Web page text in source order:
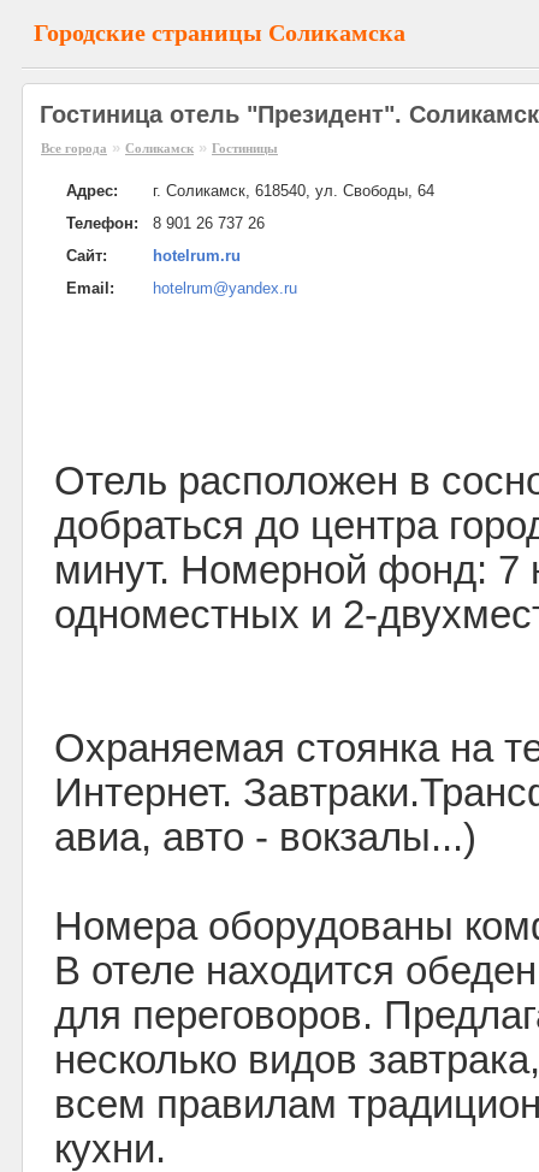
Городские страницы Соликамска
Гостиница отель "Президент". Соликамск
Все города » Соликамск » Гостиницы
Адрес:
г. Соликамск, 618540, ул. Свободы, 64
Телефон:
8 901 26 737 26
Сайт:
hotelrum.ru
Email:
hotelrum@yandex.ru
Отель расположен в
добраться до центра
минут. Номерной фонд: 7
одноместных и 2-
Охраняемая стоянка на
Интернет.
авиа, авто - вокзалы...)
Номера оборудованы
В отеле находится
для переговоров.
несколько видов
всем правилам
кухни.